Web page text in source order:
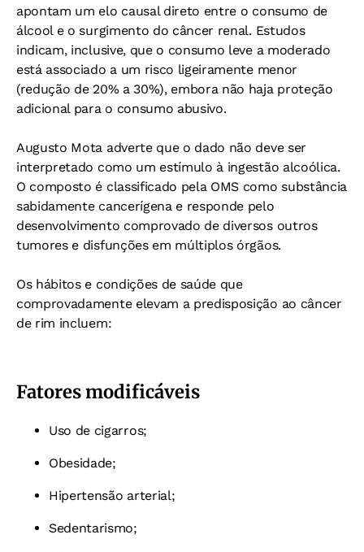
apontam um elo causal direto entre o consumo de
álcool e o surgimento do câncer renal. Estudos
indicam, inclusive, que o consumo leve a moderado
está associado a um risco ligeiramente menor
(redução de 20% a 30%), embora não haja proteção
adicional para o consumo abusivo.
Augusto Mota adverte que o dado não deve ser
interpretado como um estímulo à ingestão alcoólica.
O composto é classificado pela OMS como substância
sabidamente cancerígena e responde pelo
desenvolvimento comprovado de diversos outros
tumores e disfunções em múltiplos órgãos.
Os hábitos e condições de saúde que
comprovadamente elevam a predisposição ao câncer
de rim incluem:
Fatores modificáveis
Uso de cigarros;
Obesidade;
Hipertensão arterial;
Sedentarismo;